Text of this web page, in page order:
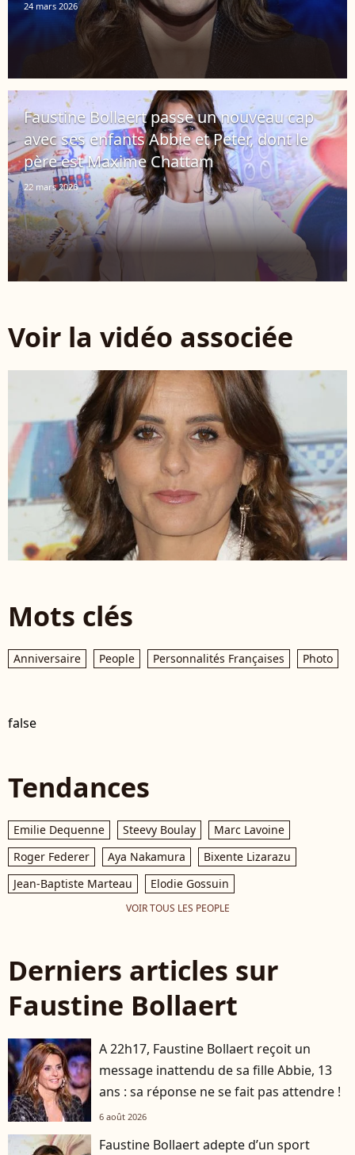
24 mars 2026
Faustine Bollaert passe un nouveau cap
avec ses enfants Abbie et Peter, dont le
père est Maxime Chattam
22 mars 2026
Voir la vidéo associée
Mots clés
Anniversaire People Personnalités Françaises Photo
false
Tendances
Emilie Dequenne Steevy Boulay
Marc Lavoine
Roger Federer
Aya Nakamura
Bixente Lizarazu
Jean-Baptiste Marteau
Elodie Gossuin
VOIR TOUS LES PEOPLE
Derniers articles sur
Faustine Bollaert
A 22h17, Faustine Bollaert reçoit un
message inattendu de sa fille Abbie, 13
ans : sa réponse ne se fait pas attendre !
6 août 2026
Faustine Bollaert adepte d’un sport